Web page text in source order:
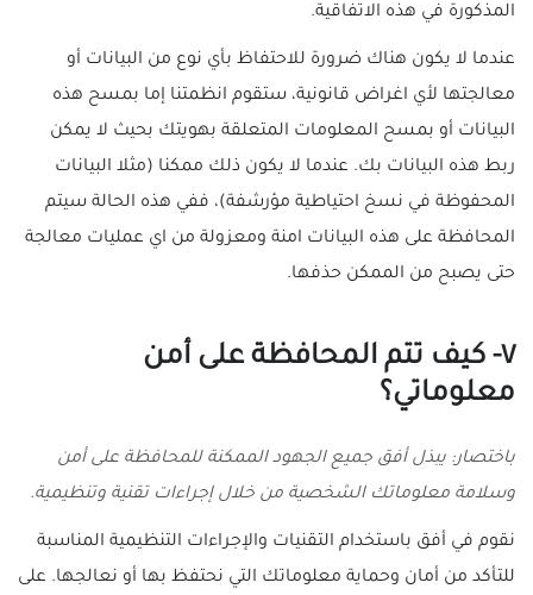
المذكورة في هذه الاتفاقية.
عندما لا يكون هناك ضرورة للاحتفاظ بأي نوع من البيانات أو
معالجتها لأي اغراض قانونية، ستقوم انظمتنا إما بمسح هذه
البيانات أو بمسح المعلومات المتعلقة بهويتك بحيث لا يمكن
ربط هذه البيانات بك. عندما لا يكون ذلك ممكنا (مثلا البيانات
المحفوظة في نسخ احتياطية مؤرشفة)، ففي هذه الحالة سيتم
المحافظة على هذه البيانات امنة ومعزولة من اي عمليات معالجة
حتى يصبح من الممكن حذفها.
٧- كيف تتم المحافظة على أمن
معلوماتي؟
باختصار: يبذل أفق جميع الجهود الممكنة للمحافظة على أمن
وسلامة معلوماتك الشخصية من خلال إجراءات تقنية وتنظيمية.
نقوم في أفق باستخدام التقنيات والإجراءات التنظيمية المناسبة
للتأكد من أمان وحماية معلوماتك التي نحتفظ بها أو نعالجها. على